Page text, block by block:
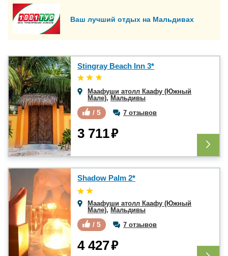
Ваш лучший отдых на Мальдивах
Stingray Beach Inn 3*
Маафуши атолл Каафу (Южный
Мале), Мальдивы
/ 5 7 отзывов
3 711₽
Shadow Palm 2*
Маафуши атолл Каафу (Южный
Мале), Мальдивы
/ 5 7 отзывов
4 427₽